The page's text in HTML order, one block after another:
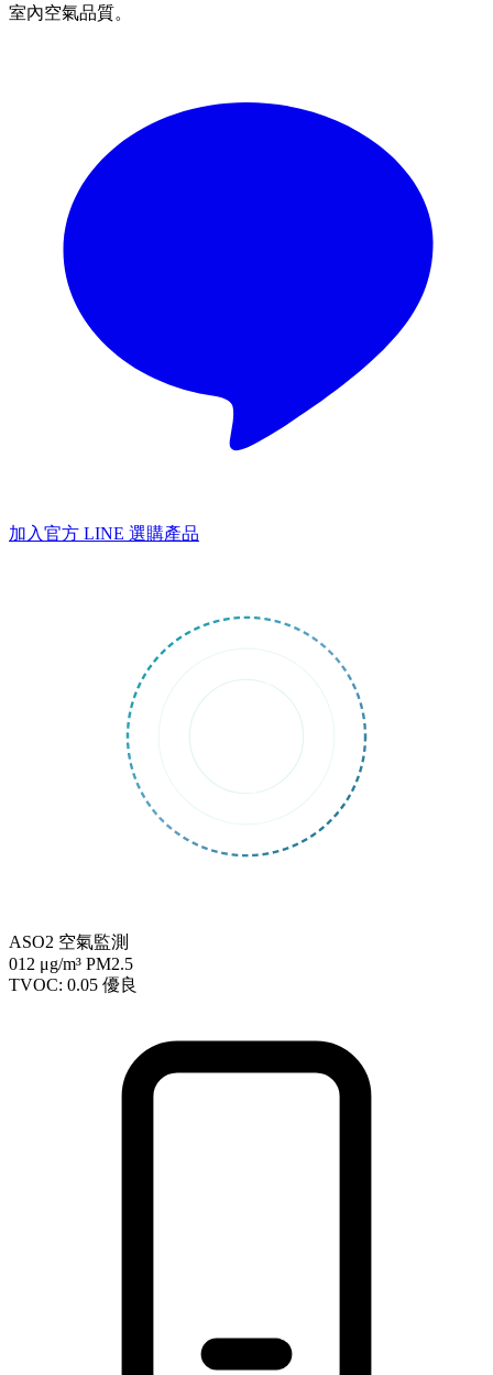
室內空氣品質。
加入官方 LINE 選購產品
ASO2 空氣監測
012 μg/m³ PM2.5
TVOC: 0.05 優良